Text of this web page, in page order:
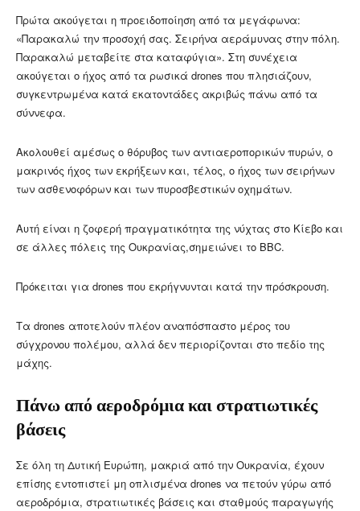
Πρώτα ακούγεται η προειδοποίηση από τα μεγάφωνα:
«Παρακαλώ την προσοχή σας. Σειρήνα αεράμυνας στην πόλη.
Παρακαλώ μεταβείτε στα καταφύγια». Στη συνέχεια
ακούγεται ο ήχος από τα ρωσικά drones που πλησιάζουν,
συγκεντρωμένα κατά εκατοντάδες ακριβώς πάνω από τα
σύννεφα.
Ακολουθεί αμέσως ο θόρυβος των αντιαεροπορικών πυρών, ο
μακρινός ήχος των εκρήξεων και, τέλος, ο ήχος των σειρήνων
των ασθενοφόρων και των πυροσβεστικών οχημάτων.
Αυτή είναι η ζοφερή πραγματικότητα της νύχτας στο Κίεβο και
σε άλλες πόλεις της Ουκρανίας,σημειώνει το BBC.
Πρόκειται για drones που εκρήγνυνται κατά την πρόσκρουση.
Τα drones αποτελούν πλέον αναπόσπαστο μέρος του
σύγχρονου πολέμου, αλλά δεν περιορίζονται στο πεδίο της
μάχης.
Πάνω από αεροδρόμια και στρατιωτικές
βάσεις
Σε όλη τη Δυτική Ευρώπη, μακριά από την Ουκρανία, έχουν
επίσης εντοπιστεί μη οπλισμένα drones να πετούν γύρω από
αεροδρόμια, στρατιωτικές βάσεις και σταθμούς παραγωγής